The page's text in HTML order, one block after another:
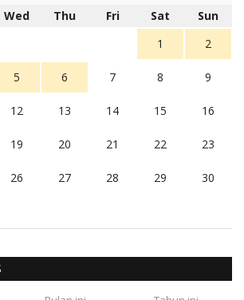
Wed Thu Fri Sat
Sun
1
2
5 6 7 8 9
12 13 14 15 16
19 20 21 22 23
26 27 28 29 30